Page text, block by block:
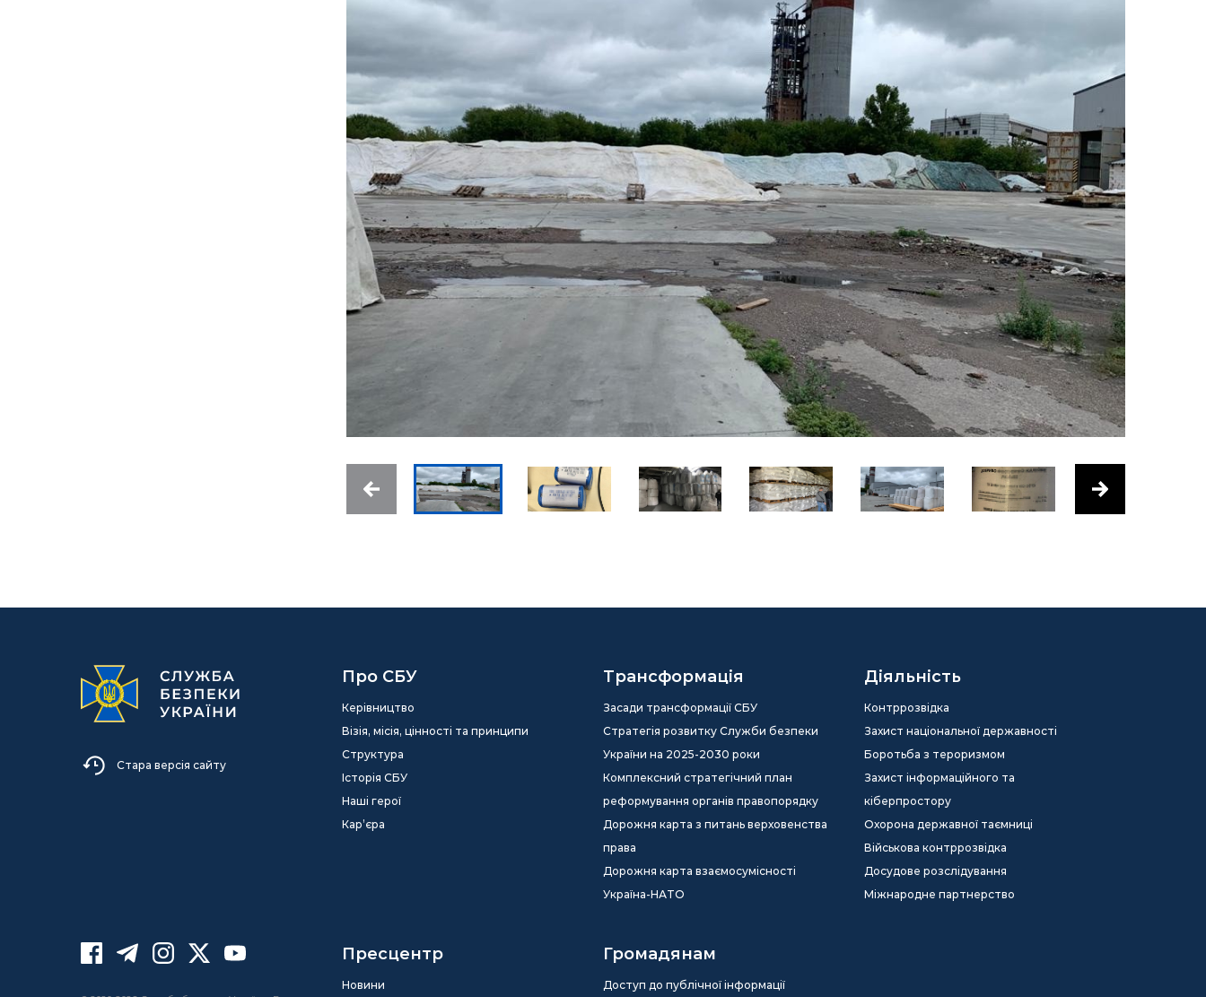
Стара версія сайту
Про СБУ
Керівництво
Візія, місія, цінності та принципи
Структура
Історія СБУ
Наші герої
Кар’єра
Трансформація
Засади трансформації СБУ
Стратегія розвитку Служби безпеки
України на 2025-2030 роки
Комплексний стратегічний план
реформування органів правопорядку
Дорожня карта з питань верховенства
права
Дорожня карта взаємосумісності
Україна-НАТО
Діяльність
Контррозвідка
Захист національної державності
Боротьба з тероризмом
Захист інформаційного та
кіберпростору
Охорона державної таємниці
Військова контррозвідка
Досудове розслідування
Міжнародне партнерство
Пресцентр
Новини
Громадянам
Доступ до публічної інформації